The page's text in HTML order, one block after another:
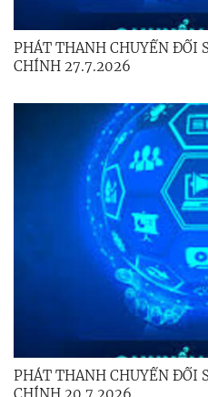
PHÁT THANH CHUYỂN ĐỔI
CHÍNH 27.7.2026
PHÁT THANH CHUYỂN ĐỔI